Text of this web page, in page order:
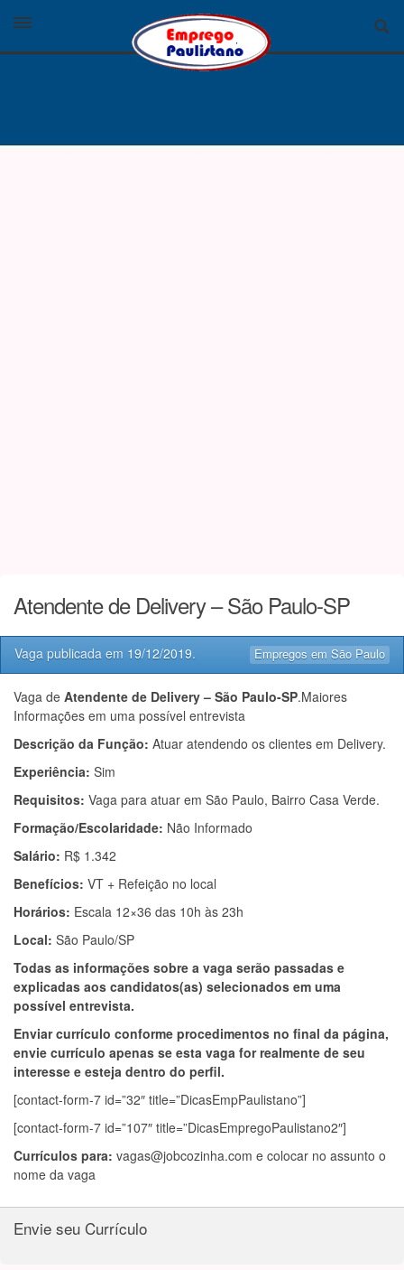
Atendente de Delivery – São Paulo-SP
Empregos em São Paulo
Vaga publicada em 19/12/2019.
Vaga de Atendente de Delivery – São Paulo-SP.Maiores
Informações em uma possível entrevista
Descrição da Função: Atuar atendendo os clientes em Delivery.
Experiência: Sim
Requisitos: Vaga para atuar em São Paulo, Bairro Casa Verde.
Formação/Escolaridade: Não Informado
Salário: R$ 1.342
Benefícios: VT + Refeição no local
Horários: Escala 12×36 das 10h às 23h
Local: São Paulo/SP
Todas as informações sobre a vaga serão passadas e
explicadas aos candidatos(as) selecionados em uma
possível entrevista.
Enviar currículo conforme procedimentos no final da página,
envie currículo apenas se esta vaga for realmente de seu
interesse e esteja dentro do perfil.
[contact-form-7 id=”32″ title=”DicasEmpPaulistano”]
[contact-form-7 id=”107″ title=”DicasEmpregoPaulistano2″]
Currículos para: vagas@jobcozinha.com e colocar no assunto o
nome da vaga
Envie seu Currículo